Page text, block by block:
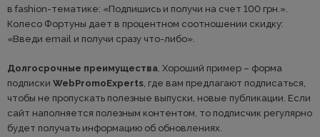
в fashion-тематике: «Подпишись и получи на счет 100 грн.».
Колесо Фортуны дает в процентном соотношении скидку:
«Введи email и получи сразу что-либо».
Долгосрочные преимущества . Хороший пример – форма
подписки WebPromoExperts , где вам предлагают подписаться,
чтобы не пропускать полезные выпуски, новые публикации. Если
сайт наполняется полезным контентом, то подписчик регулярно
будет получать информацию об обновлениях.